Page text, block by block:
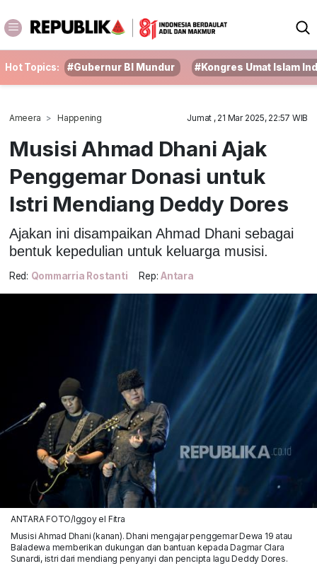
Hot Topics: #Gubernur BI Mundur #Kongres Umat Islam
Ameera Happening Jumat , 21 Mar 2025, 22:57 WIB
Musisi Ahmad Dhani Ajak
Penggemar Donasi untuk
Istri Mendiang Deddy Dores
Ajakan ini disampaikan Ahmad Dhani sebagai
bentuk kepedulian untuk keluarga musisi.
Red: Qommarria Rostanti Rep: Antara
ANTARA FOTO/Iggoy el Fitra
Musisi Ahmad Dhani (kanan). Dhani mengajar penggemar Dewa 19 atau
Baladewa memberikan dukungan dan bantuan kepada Dagmar Clara
Sunardi, istri dari mendiang penyanyi dan pencipta lagu Deddy Dores.